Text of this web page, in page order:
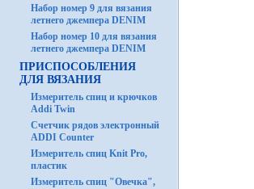
Набор номер 9 для вязания
летнего джемпера DENIM
Набор номер 10 для вязания
летнего джемпера DENIM
ПРИСПОСОБЛЕНИЯ
ДЛЯ ВЯЗАНИЯ
Измеритель спиц и крючков
Addi Twin
Счетчик рядов электронный
ADDI Counter
Измеритель спиц Knit Pro,
пластик
Измеритель спиц "Овечка",